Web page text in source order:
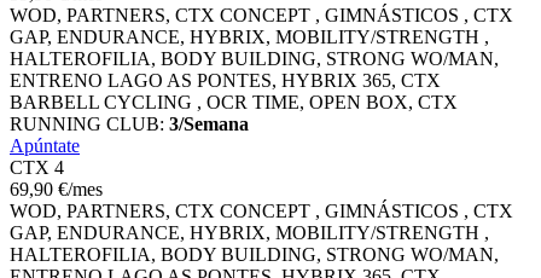
WOD, PARTNERS, CTX CONCEPT , GIMNÁSTICOS , CTX
GAP, ENDURANCE, HYBRIX, MOBILITY/STRENGTH ,
HALTEROFILIA, BODY BUILDING, STRONG WO/MAN,
ENTRENO LAGO AS PONTES, HYBRIX 365, CTX
BARBELL CYCLING , OCR TIME, OPEN BOX, CTX
RUNNING CLUB: 3/Semana
Apúntate
CTX 4
69,90 €/mes
WOD, PARTNERS, CTX CONCEPT , GIMNÁSTICOS , CTX
GAP, ENDURANCE, HYBRIX, MOBILITY/STRENGTH ,
HALTEROFILIA, BODY BUILDING, STRONG WO/MAN,